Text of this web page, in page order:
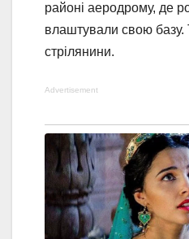
районі аеродрому, де
влаштували свою базу.
стрілянини.
Advertisement